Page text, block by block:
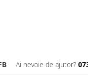
Ai nevoie de ajutor?